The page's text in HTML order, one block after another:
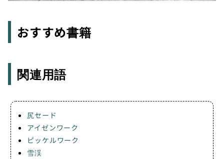
おすすめ書籍
関連用語
尻セード
アイゼンワーク
ピッケルワーク
雪渓